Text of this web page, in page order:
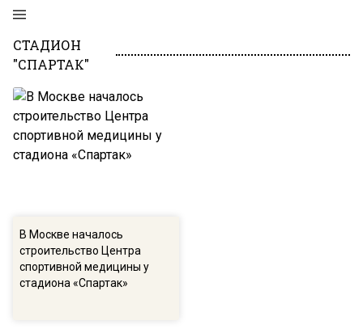
СТАДИОН
"СПАРТАК"
В Москве началось
строительство Центра
спортивной медицины у
стадиона «Спартак»